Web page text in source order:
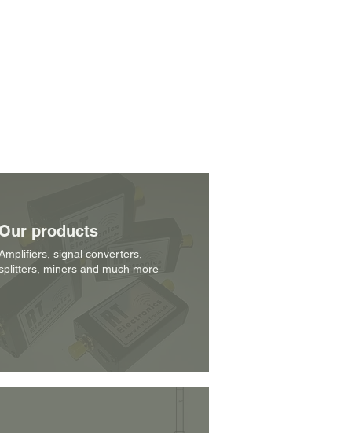
Our products
signal converters,
miners and much more